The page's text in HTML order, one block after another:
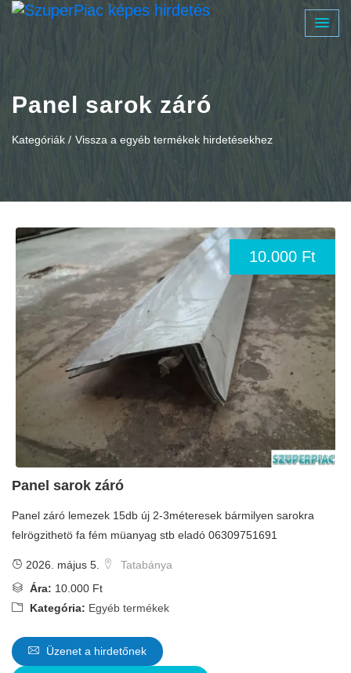
Panel sarok záró
Kategóriák / Vissza a egyéb termékek hirdetésekhez
10.000 Ft
Panel sarok záró
Panel záró lemezek 15db új 2-3méteresek bármilyen sarokra
felrögzithetö fa fém müanyag stb eladó 06309751691
2026. május 5.
Tatabánya
Ára: 10.000 Ft
Kategória: Egyéb termékek
Üzenet a hirdetőnek